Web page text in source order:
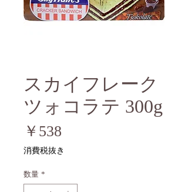
スカイフレーク
ツォコラテ 300g
￥538
格
消費税抜き
数量 *